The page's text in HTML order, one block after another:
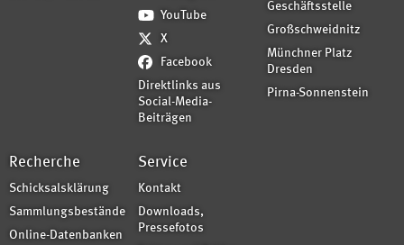
YouTube
X
Facebook
Direktlinks aus
Social-Media-
Beiträgen
Geschäftsstelle
Großschweidnitz
Münchner Platz
Dresden
Pirna-Sonnenstein
Recherche
Schicksalsklärung
Sammlungsbestände
Online-Datenbanken
Service
Kontakt
Downloads,
Pressefotos